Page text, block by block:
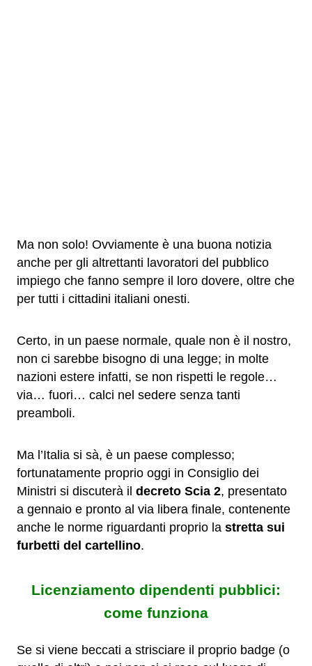
Ma non solo! Ovviamente è una buona notizia
anche per gli altrettanti lavoratori del pubblico
impiego che fanno sempre il loro dovere, oltre che
per tutti i cittadini italiani onesti.
Certo, in un paese normale, quale non è il nostro,
non ci sarebbe bisogno di una legge; in molte
nazioni estere infatti, se non rispetti le regole…
via… fuori… calci nel sedere senza tanti
preamboli.
Ma l’Italia si sà, è un paese complesso;
fortunatamente proprio oggi in Consiglio dei
Ministri si discuterà il decreto Scia 2, presentato
a gennaio e pronto al via libera finale, contenente
anche le norme riguardanti proprio la stretta sui
furbetti del cartellino.
Licenziamento dipendenti pubblici:
come funziona
Se si viene beccati a strisciare il proprio badge (o